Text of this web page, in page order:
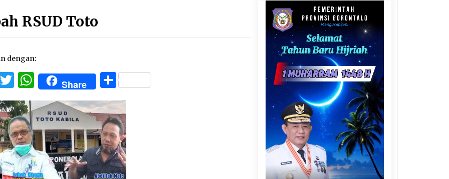
RSUD Toto
dengan:
Twitter
WhatsApp
Share Share